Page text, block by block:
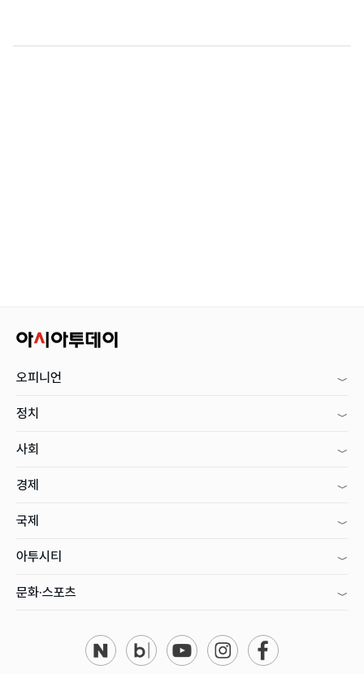
오피니언
정치
사회
경제
국제
아투시티
문화·스포츠